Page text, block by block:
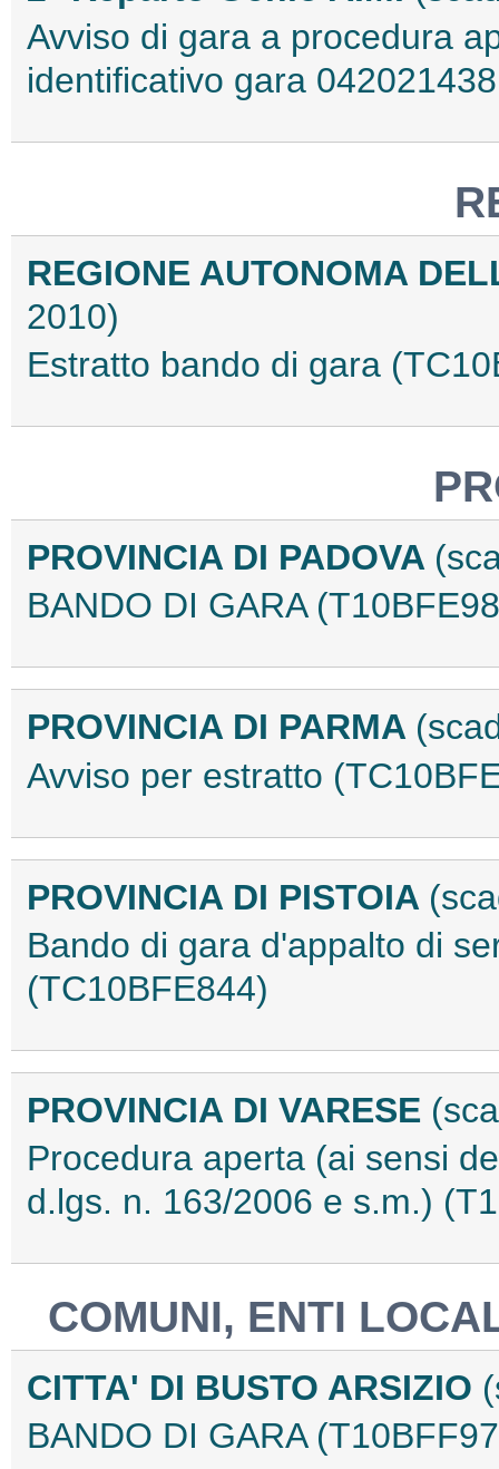
Avviso di gara a procedura
identificativo gara
REGIONE AUTONOMA
2010)
Estratto bando di gara
PROVINCIA DI PADOVA
BANDO DI GARA
PROVINCIA DI PARMA
Avviso per estratto
PROVINCIA DI PISTOIA
Bando di gara d'appalto di
(TC10BFE844)
PROVINCIA DI VARESE
Procedura aperta (ai sensi
d.lgs. n. 163/2006 e s.m.)
COMUNI, ENTI
CITTA' DI BUSTO ARSIZIO
BANDO DI GARA